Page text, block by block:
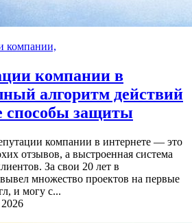
компании,
компании в
алгоритм действий
способы защиты
компании в интернете — это
отзывов, а выстроенная система
За свои 20 лет в
множество проектов на первые
и могу с...